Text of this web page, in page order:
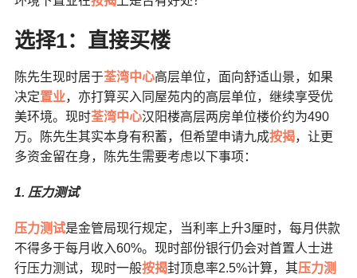
选择1：直接买楼
陈先生现时居于荃湾中心高层单位，面向舒适山景，如果
决定置业，亦打算买入同屋苑内的高层单位，继续享受优
美环境。现时荃湾中心汉阳楼高层两房单位楼价约为490
万。陈先生其实本身有积蓄，但希望申请九成按揭，让更
多资金留在身，陈先生需要考虑以下事项：
1. 压力测试
压力测试是金管局现行规定，当利率上升3厘时，每月供款
不得多于每月收入60%。现时部份银行仍会对首置人士进
行压力测试，现时一般按揭封顶息率2.5%计算，其压力测